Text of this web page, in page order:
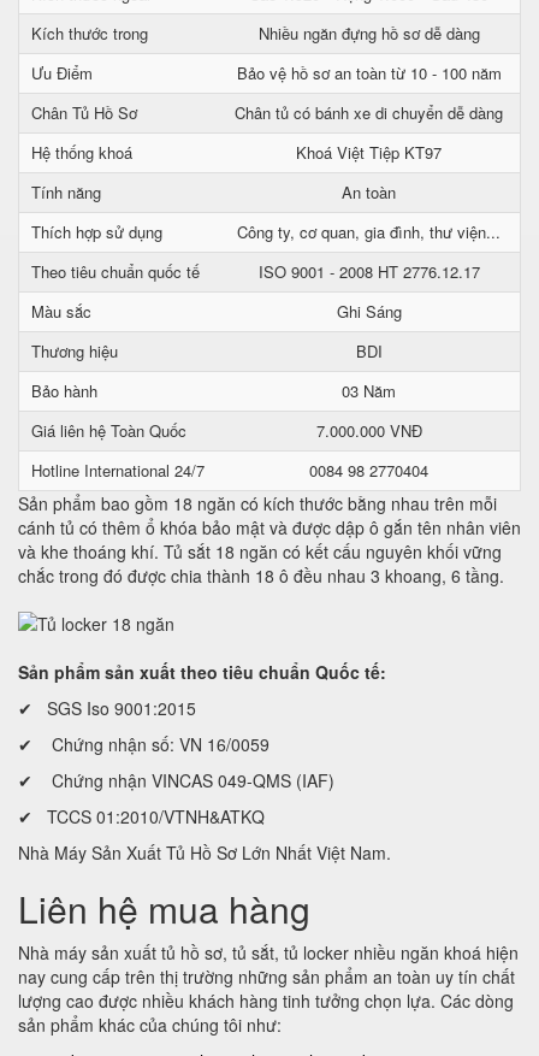
Kích thước trong
Nhiều ngăn đựng hồ sơ dễ dàng
Ưu Điểm
Bảo vệ hồ sơ an toàn từ 10 - 100 năm
Chân Tủ Hồ Sơ
Chân tủ có bánh xe di chuyển dễ dàng
Hệ thống khoá
Khoá Việt Tiệp KT97
Tính năng
An toàn
Thích hợp sử dụng
Công ty, cơ quan, gia đình, thư viện...
Theo tiêu chuẩn quốc tế
ISO 9001 - 2008 HT 2776.12.17
Màu sắc
Ghi Sáng
Thương hiệu
BDI
Bảo hành
03 Năm
Giá liên hệ Toàn Quốc
7.000.000 VNĐ
Hotline International 24/7
0084 98 2770404
Sản phẩm bao gồm 18 ngăn có kích thước bằng nhau trên mỗi
cánh tủ có thêm ổ khóa bảo mật và được dập ô gắn tên nhân viên
và khe thoáng khí. Tủ sắt 18 ngăn có kết cấu nguyên khối vững
chắc trong đó được chia thành 18 ô đều nhau 3 khoang, 6 tầng.
Sản phẩm sản xuất theo tiêu chuẩn Quốc tế:
✔ SGS Iso 9001:2015
✔ Chứng nhận số: VN 16/0059
✔ Chứng nhận VINCAS 049-QMS (IAF)
✔ TCCS 01:2010/VTNH&ATKQ
Nhà Máy Sản Xuất Tủ Hồ Sơ Lớn Nhất Việt Nam.
Liên hệ mua hàng
Nhà máy sản xuất tủ hồ sơ, tủ sắt, tủ locker nhiều ngăn khoá hiện
nay cung cấp trên thị trường những sản phẩm an toàn uy tín chất
lượng cao được nhiều khách hàng tinh tưởng chọn lựa. Các dòng
sản phẩm khác của chúng tôi như: